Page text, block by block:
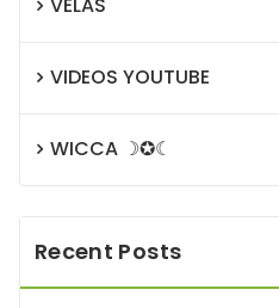
VIDEOS YOUTUBE
WICCA ☽✪☾
Recent Posts